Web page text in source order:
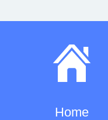
Home